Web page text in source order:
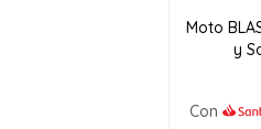
Moto
y
Con